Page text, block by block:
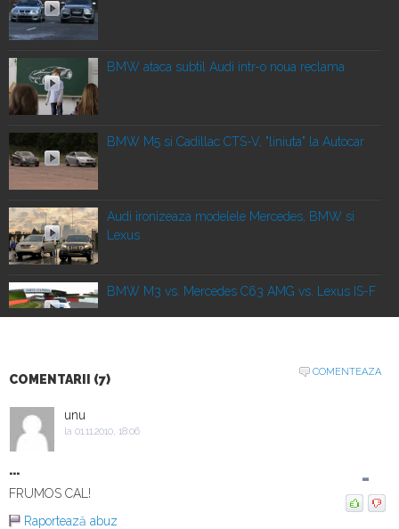
BMW ataca subtil Audi intr-o noua reclama
BMW M5 si Cadillac CTS-V, "liniuta" la Autocar
Audi ironizeaza modelele Mercedes, BMW si
Lexus
BMW M3 vs. Mercedes C63 AMG vs. Lexus IS-F
Un german si-a cumparat cel de-al 135-lea
BMW al sau
BMW ne arată diferenţa dintre anvelopele de
COMENTARII (7)
COMENTEAZA
unu
la 01.11.2010, 18:06
...
FRUMOS CAL!
Raportează abuz
-